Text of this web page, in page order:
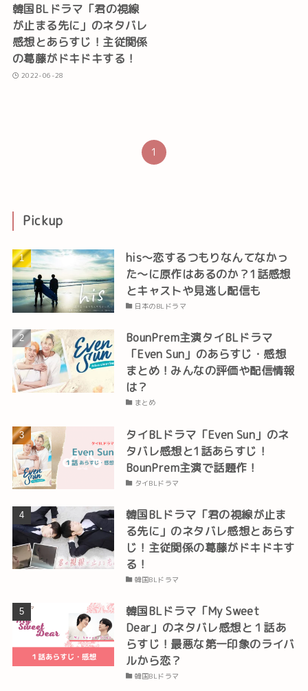
韓国BLドラマ「君の視線
が止まる先に」のネタバレ
感想とあらすじ！主従関係
の葛藤がドキドキする！
2022-06-28
1
Pickup
his～恋するつもりなんてなかっ
た～に原作はあるのか？1話感想
とキャストや見逃し配信も
日本のBLドラマ
BounPrem主演タイBLドラマ
「Even Sun」のあらすじ・感想
まとめ！みんなの評価や配信情報
は？
まとめ
タイBLドラマ「Even Sun」のネ
タバレ感想と1話あらすじ！
BounPrem主演で話題作！
タイBLドラマ
韓国BLドラマ「君の視線が止ま
る先に」のネタバレ感想とあらす
じ！主従関係の葛藤がドキドキす
る！
韓国BLドラマ
韓国BLドラマ「My Sweet
Dear」のネタバレ感想と１話あ
らすじ！最悪な第一印象のライバ
ルから恋？
韓国BLドラマ